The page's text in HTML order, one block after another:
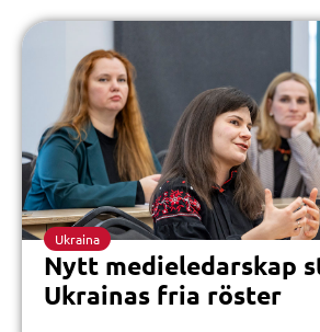
Ukraina
Nytt medieledarskap
Ukrainas fria röster